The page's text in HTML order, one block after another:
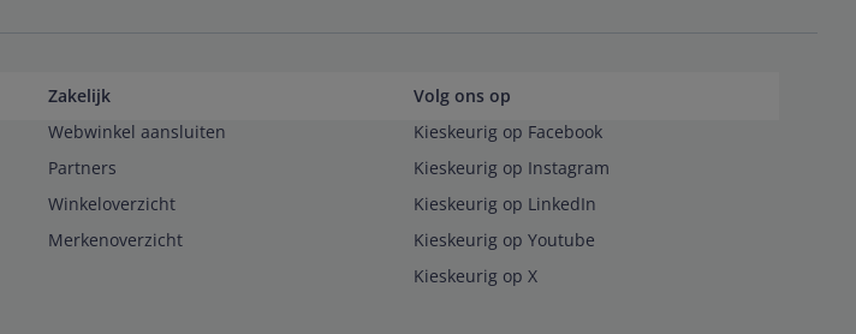
Zakelijk
Webwinkel aansluiten
Partners
Winkeloverzicht
Merkenoverzicht
Volg ons op
Kieskeurig op Facebook
Kieskeurig op Instagram
Kieskeurig op LinkedIn
Kieskeurig op Youtube
Kieskeurig op X